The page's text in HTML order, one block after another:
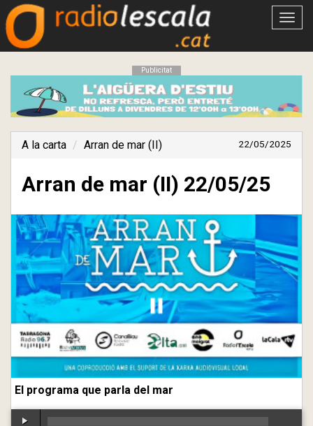
Obrir
Publicitat
A la carta Arran de mar (II) 22/05/2025
Arran de mar (II) 22/05/25
El programa que parla del mar